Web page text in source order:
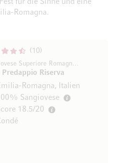
für die Sinne und eine
Romagna.
10
Sangiovese Superiore Romagna DOC
Predappio Riserva
Romagna, Italien
Sangiovese
18.5/20